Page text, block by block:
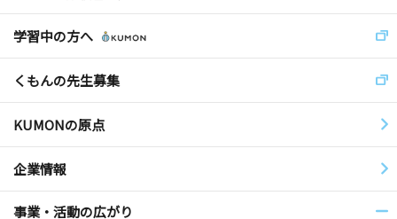
学習中の方へ
くもんの先生募集
KUMONの原点
企業情報
事業・活動の広がり